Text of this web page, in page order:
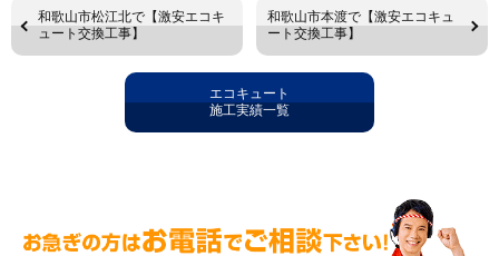
和歌山市松江北で【激安エコキ
ュート交換工事】
和歌山市本渡で【激安エコキュ
ート交換工事】
エコキュート
施工実績一覧